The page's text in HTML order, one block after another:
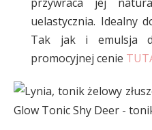
uelastycznia. Idealny
Tak jak i emulsja
promocyjnej cenie